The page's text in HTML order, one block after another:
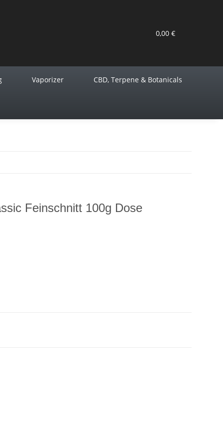
0,00 €
Vaporizer CBD, Terpene & Botanicals
Feinschnitt 100g Dose